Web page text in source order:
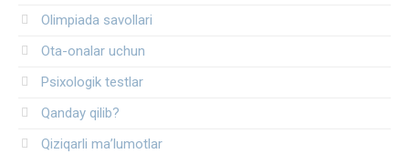
Olimpiada savollari
Ota-onalar uchun
Psixologik testlar
Qanday qilib?
Qiziqarli ma’lumotlar